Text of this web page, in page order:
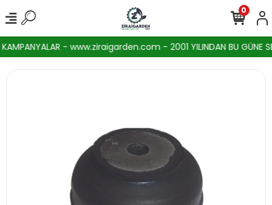
- www.ziraigarden.com - 2001 YILINDAN BU GÜNE
0